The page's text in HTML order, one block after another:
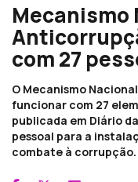
Mecanismo
com 27
O Mecanismo
funcionar com 27
publicada em Diário
pessoal para a
combate à corrupção.